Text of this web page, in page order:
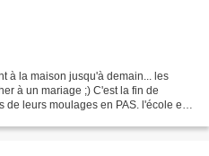
à la maison jusqu'à demain... les
à un mariage ;) C'est la fin de
de leurs moulages en PAS. l'école est